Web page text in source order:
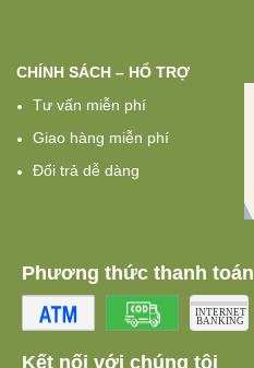
CHÍNH SÁCH – HỔ TRỢ
Tư vấn miễn phí
Giao hàng miễn phí
Đổi trả dễ dàng
Phương thức thanh toán
Kết nối với chúng tôi